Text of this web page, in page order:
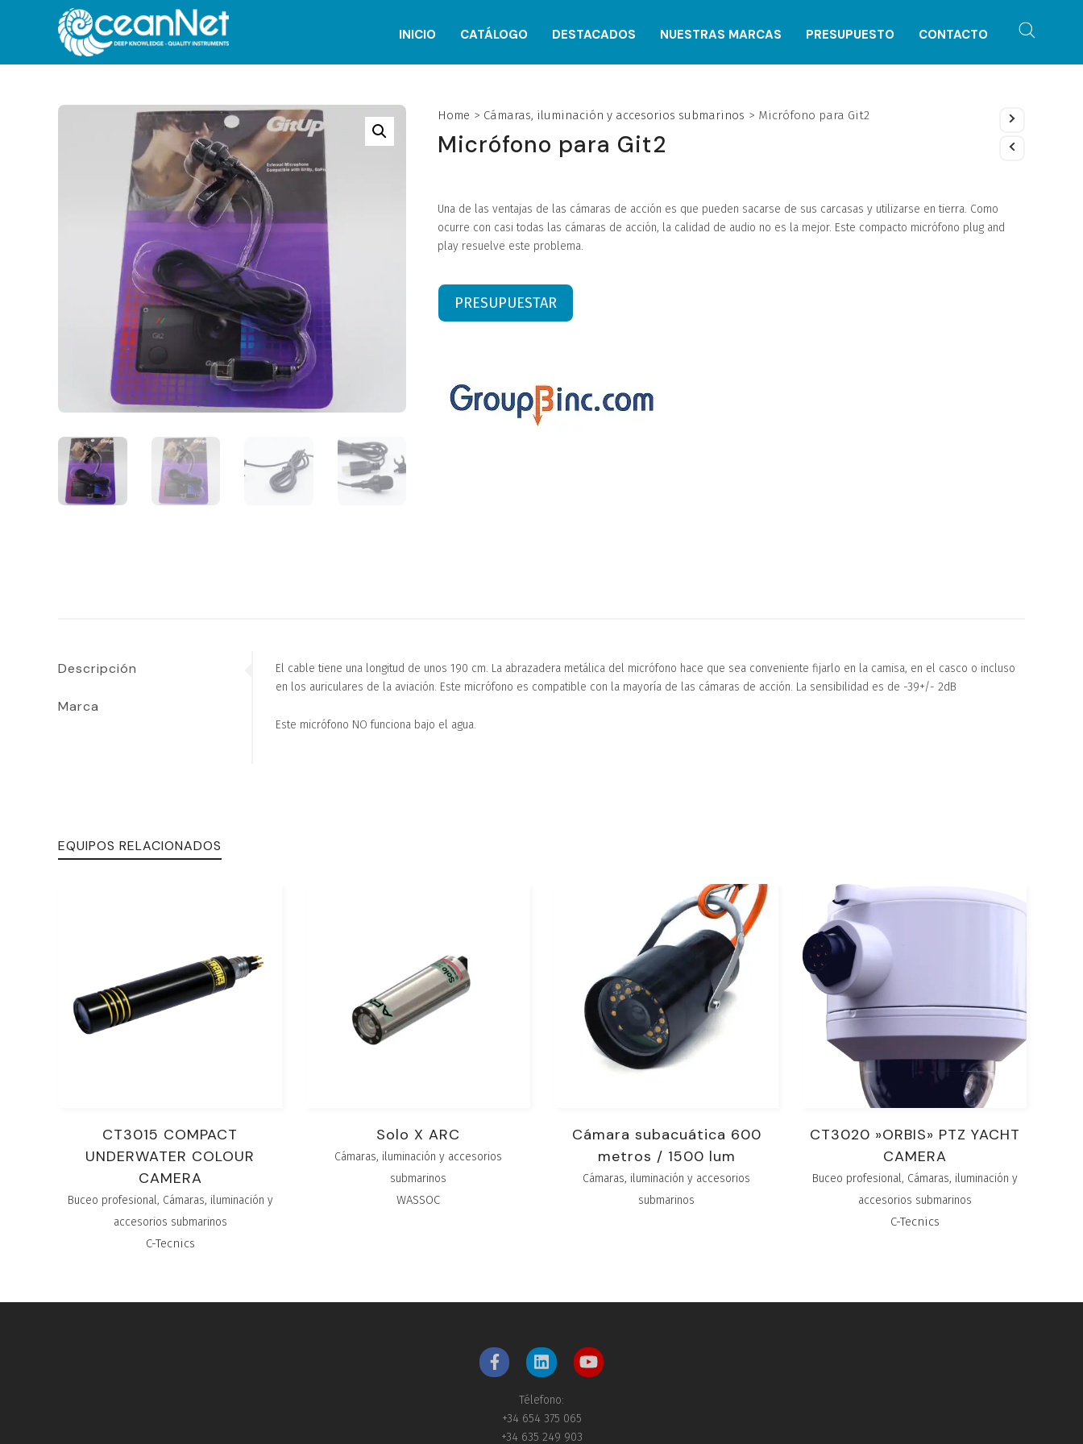
INICIO CATÁLOGO DESTACADOS NUESTRAS MARCAS PRESUPUESTO CONTACTO
Home > Cámaras, iluminación y accesorios submarinos > Micrófono para Git2
Micrófono para Git2
Una de las ventajas de las cámaras de acción es que pueden sacarse de sus carcasas y utilizarse en tierra. Como
ocurre con casi todas las cámaras de acción, la calidad de audio no es la mejor. Este compacto micrófono plug and
play resuelve este problema.
PRESUPUESTAR
Descripción
Marca
El cable tiene una longitud de unos 190 cm. La abrazadera metálica del micrófono hace que sea conveniente fijarlo en la camisa, en el casco o incluso
en los auriculares de la aviación. Este micrófono es compatible con la mayoría de las cámaras de acción. La sensibilidad es de -39+/- 2dB
Este micrófono NO funciona bajo el agua.
EQUIPOS RELACIONADOS
CT3015 COMPACT
UNDERWATER COLOUR
CAMERA
Buceo profesional, Cámaras, iluminación y
accesorios submarinos
C-Tecnics
Solo X ARC
Cámaras, iluminación y accesorios
submarinos
WASSOC
Cámara subacuática 600
metros / 1500 lum
Cámaras, iluminación y accesorios
submarinos
CT3020 »ORBIS» PTZ YACHT
CAMERA
Buceo profesional, Cámaras, iluminación y
accesorios submarinos
C-Tecnics
Télefono:
+34 654 375 065
+34 635 249 903